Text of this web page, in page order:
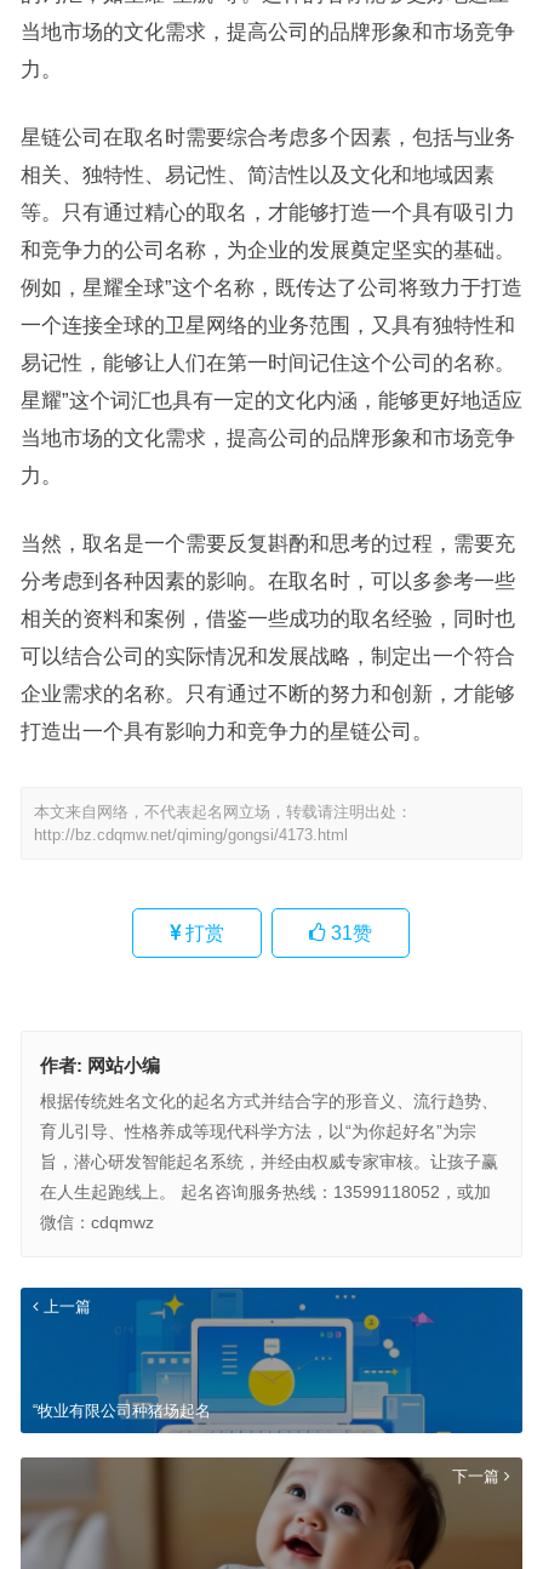
当地市场的文化需求，提高公司的品牌形象和市场竞争
力。
星链公司在取名时需要综合考虑多个因素，包括与业务
相关、独特性、易记性、简洁性以及文化和地域因素
等。只有通过精心的取名，才能够打造一个具有吸引力
和竞争力的公司名称，为企业的发展奠定坚实的基础。
例如，星耀全球”这个名称，既传达了公司将致力于打造
一个连接全球的卫星网络的业务范围，又具有独特性和
易记性，能够让人们在第一时间记住这个公司的名称。
星耀”这个词汇也具有一定的文化内涵，能够更好地适应
当地市场的文化需求，提高公司的品牌形象和市场竞争
力。
当然，取名是一个需要反复斟酌和思考的过程，需要充
分考虑到各种因素的影响。在取名时，可以多参考一些
相关的资料和案例，借鉴一些成功的取名经验，同时也
可以结合公司的实际情况和发展战略，制定出一个符合
企业需求的名称。只有通过不断的努力和创新，才能够
打造出一个具有影响力和竞争力的星链公司。
本文来自网络，不代表起名网立场，转载请注明出处：
http://bz.cdqmw.net/qiming/gongsi/4173.html
打赏 31赞
作者: 网站小编
根据传统姓名文化的起名方式并结合字的形音义、流行趋势、
育儿引导、性格养成等现代科学方法，以“为你起好名”为宗
旨，潜心研发智能起名系统，并经由权威专家审核。让孩子赢
在人生起跑线上。 起名咨询服务热线：13599118052，或加
微信：cdqmwz
上一篇
“牧业有限公司种猪场起名
下一篇